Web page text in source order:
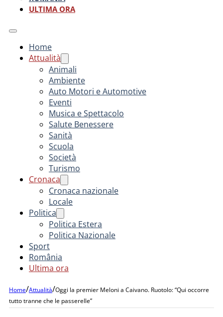
ULTIMA ORA
Home
Attualità
Animali
Ambiente
Auto Motori e Automotive
Eventi
Musica e Spettacolo
Salute Benessere
Sanità
Scuola
Società
Turismo
Cronaca
Cronaca nazionale
Locale
Politica
Politica Estera
Politica Nazionale
Sport
România
Ultima ora
Home/Attualità/Oggi la premier Meloni a Caivano. Ruotolo: “Qui occorre
tutto tranne che le passerelle”